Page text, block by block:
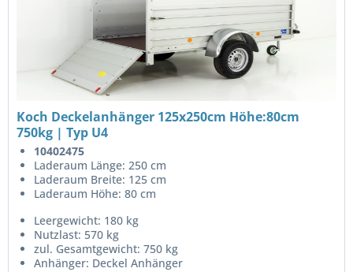
Koch Deckelanhänger 125x250cm Höhe:80cm
750kg | Typ U4
10402475
Laderaum Länge: 250 cm
Laderaum Breite: 125 cm
Laderaum Höhe: 80 cm
Leergewicht: 180 kg
Nutzlast: 570 kg
zul. Gesamtgewicht: 750 kg
Anhänger: Deckel Anhänger